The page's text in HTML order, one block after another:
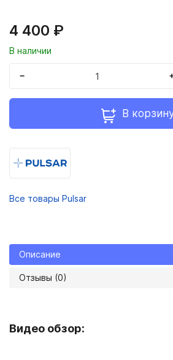
4 400 ₽
В наличии
−
В
Все товары Pulsar
Описание
Отзывы (0)
Видео обзор: